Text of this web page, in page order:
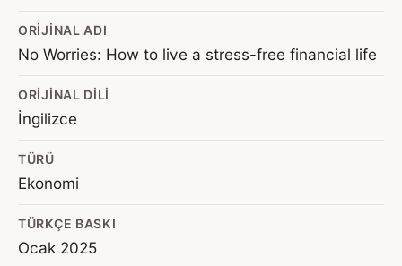
ORIJINAL ADI
No Worries: How to live a stress-free financial life
ORIJINAL DILI
İngilizce
TÜRÜ
Ekonomi
TÜRKÇE BASKI
Ocak 2025